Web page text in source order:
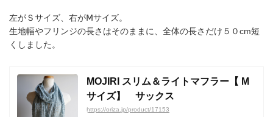
左がＳサイズ、右がⅯサイズ。
生地幅やフリンジの長さはそのままに、全体の長さだけ５０cm短
くしました。
MOJIRI スリム＆ライトマフラー【 M
サイズ】 サックス
https://oriza.jp/product/17153